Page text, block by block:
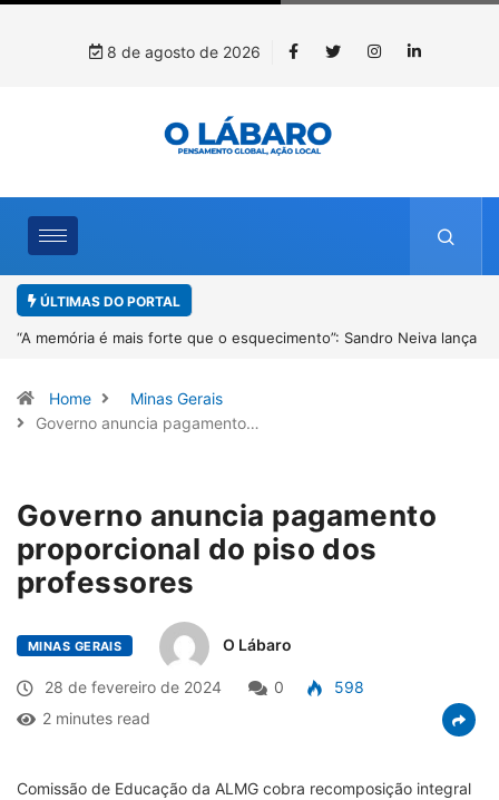
8 de agosto de 2026
ÚLTIMAS DO PORTAL
4º Fliparacatu tem inscrições abertas para o Prêmio de Redação
Home
Minas Gerais
Governo anuncia pagamento…
Governo anuncia pagamento
proporcional do piso dos
professores
MINAS GERAIS O Lábaro
28 de fevereiro de 2024 0
598
2 minutes read
Comissão de Educação da ALMG cobra recomposição integral